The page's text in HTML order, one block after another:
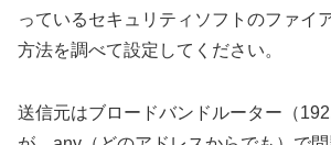
っているセキュリティソフトのファイ
方法を調べて設定してください。
送信元はブロードバンドルーター（